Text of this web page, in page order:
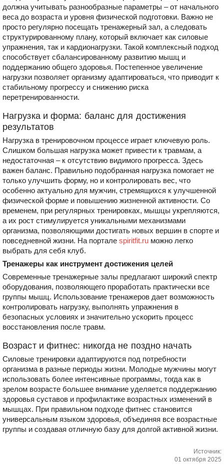
должна учитывать разнообразные параметры – от начального
веса до возраста и уровня физической подготовки. Важно не
просто регулярно посещать тренажерный зал, а следовать
структурированному плану, который включает как силовые
упражнения, так и кардионагрузки. Такой комплексный подход
способствует сбалансированному развитию мышц и
поддержанию общего здоровья. Постепенное увеличение
нагрузки позволяет организму адаптироваться, что приводит к
стабильному прогрессу и снижению риска
перетренированности.
Нагрузка и форма: баланс для достижения
результатов
Нагрузка в тренировочном процессе играет ключевую роль.
Слишком большая нагрузка может привести к травмам, а
недостаточная – к отсутствию видимого прогресса. Здесь
важен баланс. Правильно подобранная нагрузка помогает не
только улучшить форму, но и контролировать вес, что
особенно актуально для мужчин, стремящихся к улучшенной
физической форме и повышению жизненной активности. Со
временем, при регулярных тренировках, мышцы укрепляются,
а их рост стимулируется уникальными механизмами
организма, позволяющими достигать новых вершин в спорте и
повседневной жизни. На портале spiritfit.ru можно легко
выбрать для себя клуб.
Тренажеры как инструмент достижения целей
Современные тренажерные залы предлагают широкий спектр
оборудования, позволяющего проработать практически все
группы мышц. Использование тренажеров дает возможность
контролировать нагрузку, выполнять упражнения в
безопасных условиях и значительно ускорить процесс
восстановления после травм.
Возраст и фитнес: никогда не поздно начать
Силовые тренировки адаптируются под потребности
организма в разные периоды жизни. Молодые мужчины могут
использовать более интенсивные программы, тогда как в
зрелом возрасте большее внимание уделяется поддержанию
здоровья суставов и профилактике возрастных изменений в
мышцах. При правильном подходе фитнес становится
универсальным языком здоровья, объединяя все возрастные
группы и создавая отличную базу для долгой активной жизни.
Источник:
01 октября 2025